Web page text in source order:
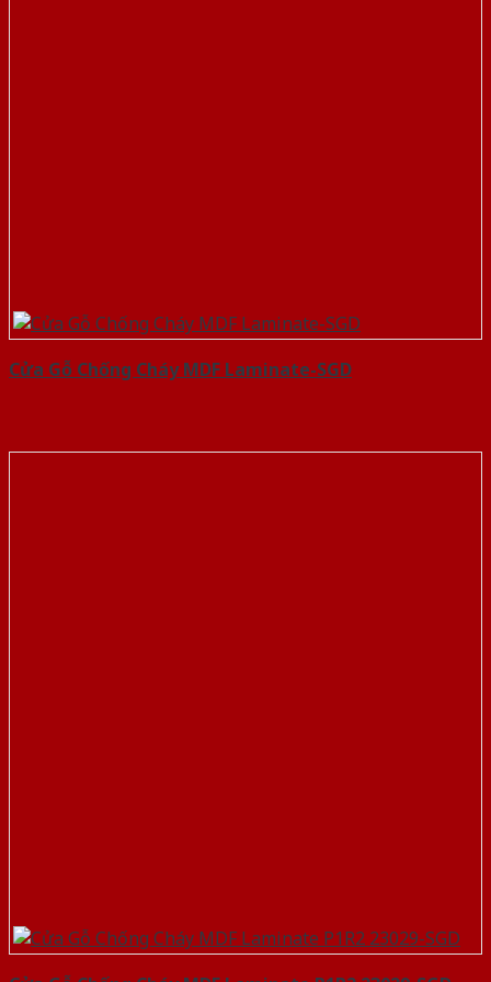
Cửa Gỗ Chống Cháy MDF Laminate-SGD